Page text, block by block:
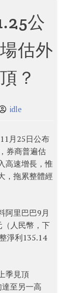
公
估外
？
idle
月25日公布
券商普遍估
高速增長，惟
，拖累整體經
阿里巴巴9月
人民幣，下
淨利135.14
季見頂
至另一高